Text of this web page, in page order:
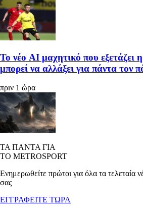
Το νέο AI μαχητικό που
μπορεί να αλλάξει για πάντα τον
πριν 1 ώρα
ΤΑ ΠΑΝΤΑ ΓΙΑ
ΤΟ METROSPORT
Ενημερωθείτε πρώτοι για όλα τα τελεταία
σας
ΕΓΓΡΑΦΕΙΤΕ ΤΩΡΑ